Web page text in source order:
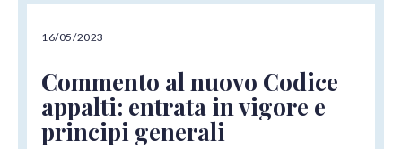
16/05/2023
Commento al nuovo Codice
appalti: entrata in vigore e
principi generali